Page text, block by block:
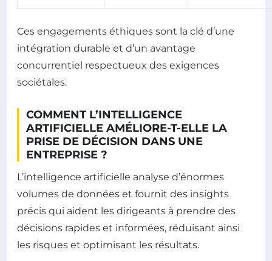
Ces engagements éthiques sont la clé d’une
intégration durable et d’un avantage
concurrentiel respectueux des exigences
sociétales.
COMMENT L’INTELLIGENCE
ARTIFICIELLE AMÉLIORE-T-ELLE LA
PRISE DE DÉCISION DANS UNE
ENTREPRISE ?
L’intelligence artificielle analyse d’énormes
volumes de données et fournit des insights
précis qui aident les dirigeants à prendre des
décisions rapides et informées, réduisant ainsi
les risques et optimisant les résultats.